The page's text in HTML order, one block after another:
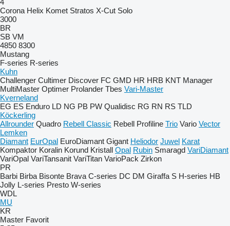
4
Corona Helix Komet Stratos X-Cut Solo
3000
BR
SB VM
4850 8300
Mustang
F-series R-series
Kuhn
Challenger Cultimer Discover FC GMD HR HRB KNT Manager
MultiMaster Optimer Prolander Tbes Vari-Master
Kverneland
EG ES Enduro LD NG PB PW Qualidisc RG RN RS TLD
Köckerling
Allrounder Quadro Rebell Classic Rebell Profiline Trio Vario Vector
Lemken
Diamant EurOpal EuroDiamant Gigant Heliodor Juwel Karat
Kompaktor Koralin Korund Kristall Opal Rubin Smaragd VariDiamant
VariOpal VariTansanit VariTitan VarioPack Zirkon
PR
Barbi Birba Bisonte Brava C-series DC DM Giraffa S H-series HB
Jolly L-series Presto W-series
WDL
MU
KR
Master Favorit